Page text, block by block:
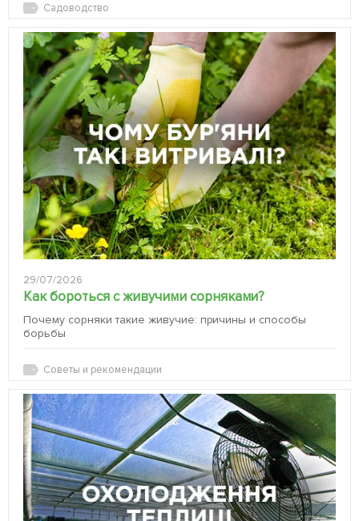
Садоводство
29/07/2026
Как бороться с живучими сорняками?
Почему сорняки такие живучие: причины и способы
борьбы
Советы и рекомендации